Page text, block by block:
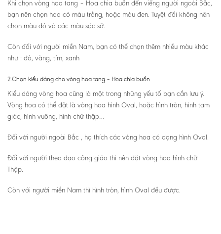
Khi chọn vòng hoa tang – Hoa chia buồn đến viếng người ngoài Bắc,
bạn nên chọn hoa có màu trắng, hoặc màu đen. Tuyệt đối không nên
chọn màu đỏ và các màu sặc sỡ.
Còn đối với người miền Nam, bạn có thể chọn thêm nhiều màu khác
như : đỏ, vàng, tím, xanh
2.Chọn kiểu dáng cho vòng hoa tang – Hoa chia buồn
Kiểu dáng vòng hoa cũng là một trong những yếu tố bạn cần lưu ý.
Vòng hoa có thể đặt là vòng hoa hình Oval, hoặc hình tròn, hình tam
giác, hình vuông, hình chữ thập…
Đối với người ngoài Bắc , họ thích các vòng hoa có dạng hình Oval.
Đối với người theo đạo công giáo thì nên đặt vòng hoa hình chữ
Thập.
Còn với người miền Nam thì hình tròn, hình Oval đều được.